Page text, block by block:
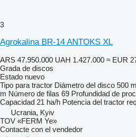
3
Agrokalina BR-14 ANTOKS XL
ARS 47.950.000 UAH 1.427.000 ≈ EUR
Grada de discos
Estado nuevo
Tipo para tractor Diámetro del disco 500
m Número de filas 69 Profundidad de
Capacidad 21 ha/h Potencia del tractor
Ucrania, Kyiv
TOV «FERM Ye»
Contacte con el vendedor